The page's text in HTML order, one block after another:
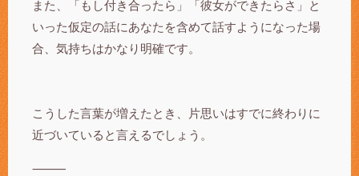
また、「もし付き合ったら」「彼女ができたらさ」と
いった仮定の話にあなたを含めて話すようになった場
合、気持ちはかなり明確です。
こうした言葉が増えたとき、片思いはすでに終わりに
近づいていると言えるでしょう。
⸻